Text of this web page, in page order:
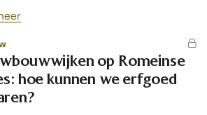
op Romeinse
hoe kunnen we erfgoed